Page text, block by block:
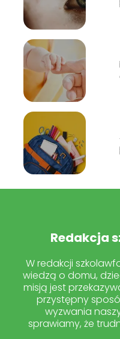
Redakcja
W redakcji
wiedzą o domu,
misją jest
przystępny
wyzwania
sprawiamy, że